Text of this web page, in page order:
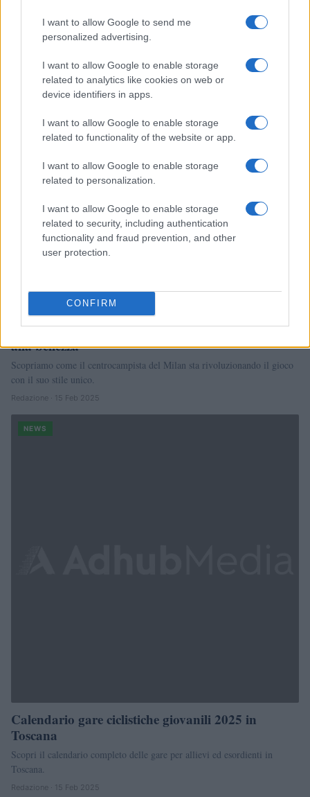
I want to allow Google to send me
personalized advertising.
I want to allow Google to enable storage
related to analytics like cookies on web or
device identifiers in apps.
I want to allow Google to enable storage
related to functionality of the website or app.
I want to allow Google to enable storage
related to personalization.
I want to allow Google to enable storage
related to security, including authentication
functionality and fraud prevention, and other
user protection.
CONFIRM
NEWS
Tijjani Reijnders: un talento che riporta il calcio
alla bellezza
Scopriamo come il centrocampista del Milan sta rivoluzionando il gioco
con il suo stile unico.
Redazione · 15 Feb 2025
NEWS
Calendario gare ciclistiche giovanili 2025 in
Toscana
Scopri il calendario completo delle gare per allievi ed esordienti in
Toscana.
Redazione · 15 Feb 2025